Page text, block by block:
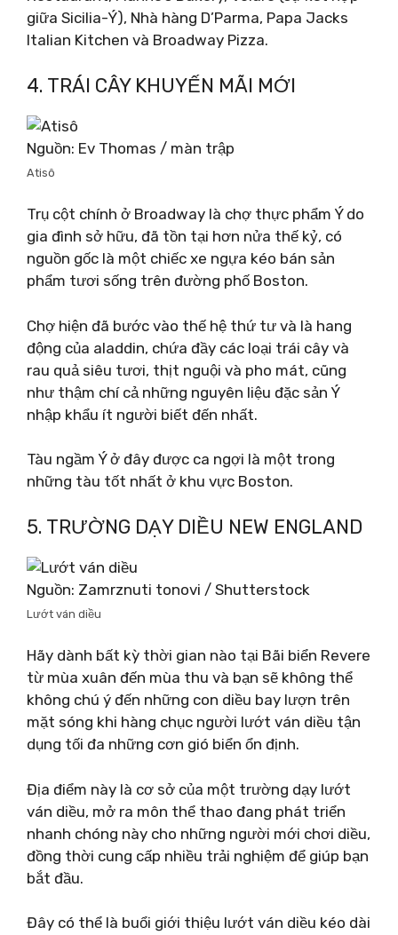
giữa Sicilia-Ý), Nhà hàng D’Parma, Papa Jacks
Italian Kitchen và Broadway Pizza.
4. TRÁI CÂY KHUYẾN MÃI MỚI
Nguồn: Ev Thomas / màn trập
Atisô
Trụ cột chính ở Broadway là chợ thực phẩm Ý do
gia đình sở hữu, đã tồn tại hơn nửa thế kỷ, có
nguồn gốc là một chiếc xe ngựa kéo bán sản
phẩm tươi sống trên đường phố Boston.
Chợ hiện đã bước vào thế hệ thứ tư và là hang
động của aladdin, chứa đầy các loại trái cây và
rau quả siêu tươi, thịt nguội và pho mát, cũng
như thậm chí cả những nguyên liệu đặc sản Ý
nhập khẩu ít người biết đến nhất.
Tàu ngầm Ý ở đây được ca ngợi là một trong
những tàu tốt nhất ở khu vực Boston.
5. TRƯỜNG DẠY DIỀU NEW ENGLAND
Nguồn: Zamrznuti tonovi / Shutterstock
Lướt ván diều
Hãy dành bất kỳ thời gian nào tại Bãi biển Revere
từ mùa xuân đến mùa thu và bạn sẽ không thể
không chú ý đến những con diều bay lượn trên
mặt sóng khi hàng chục người lướt ván diều tận
dụng tối đa những cơn gió biển ổn định.
Địa điểm này là cơ sở của một trường dạy lướt
ván diều, mở ra môn thể thao đang phát triển
nhanh chóng này cho những người mới chơi diều,
đồng thời cung cấp nhiều trải nghiệm để giúp bạn
bắt đầu.
Đây có thể là buổi giới thiệu lướt ván diều kéo dài